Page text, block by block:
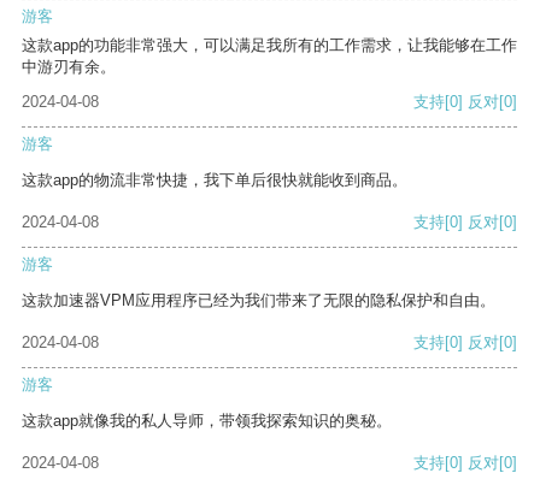
游客
这款app的功能非常强大，可以满足我所有的工作需求，让我能够在工作
中游刃有余。
2024-04-08
支持[0] 反对[0]
游客
这款app的物流非常快捷，我下单后很快就能收到商品。
2024-04-08 支持[0] 反对[0]
游客
这款加速器VPM应用程序已经为我们带来了无限的隐私保护和自由。
2024-04-08 支持[0] 反对[0]
游客
这款app就像我的私人导师，带领我探索知识的奥秘。
2024-04-08 支持[0] 反对[0]